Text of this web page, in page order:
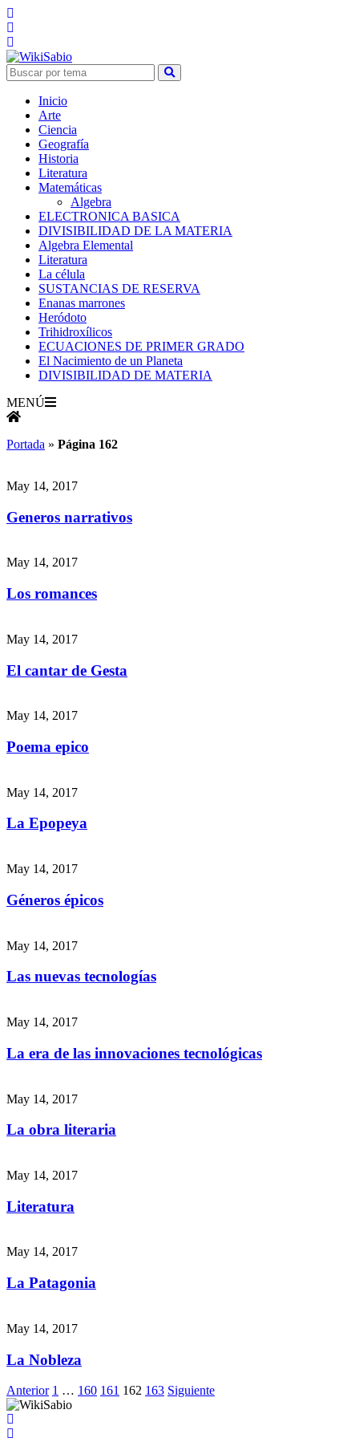
Inicio
Arte
Ciencia
Geografía
Historia
Literatura
Matemáticas
Algebra
ELECTRONICA BASICA
DIVISIBILIDAD DE LA MATERIA
Algebra Elemental
Literatura
La célula
SUSTANCIAS DE RESERVA
Enanas marrones
Heródoto
Trihidroxílicos
ECUACIONES DE PRIMER GRADO
El Nacimiento de un Planeta
DIVISIBILIDAD DE MATERIA
MENÚ
Portada » Página 162
May 14, 2017
Generos narrativos
May 14, 2017
Los romances
May 14, 2017
El cantar de Gesta
May 14, 2017
Poema epico
May 14, 2017
La Epopeya
May 14, 2017
Géneros épicos
May 14, 2017
Las nuevas tecnologías
May 14, 2017
La era de las innovaciones tecnológicas
May 14, 2017
La obra literaria
May 14, 2017
Literatura
May 14, 2017
La Patagonia
May 14, 2017
La Nobleza
Anterior 1 … 160 161 162 163 Siguiente